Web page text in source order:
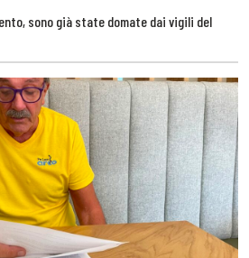
sono già state domate dai vigili del